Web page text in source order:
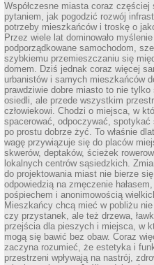
Współczesne miasta coraz częściej
pytaniem, jak pogodzić rozwój
potrzeby mieszkańców i troskę o
Przez wiele lat dominowało myślenie
podporządkowane samochodom,
szybkiemu przemieszczaniu się
domem. Dziś jednak coraz więcej
urbanistów i samych mieszkańców
prawdziwie dobre miasto to nie tylko
osiedli, ale przede wszystkim
człowiekowi. Chodzi o miejsca, w
spacerować, odpoczywać, spotykać
po prostu dobrze żyć. To właśnie
wagę przywiązuje się do placów
skwerów, deptaków, ścieżek
lokalnych centrów sąsiedzkich.
do projektowania miast nie bierze
odpowiedzią na zmęczenie
pośpiechem i anonimowością
Mieszkańcy chcą mieć w pobliżu
czy przystanek, ale też drzewa,
przejścia dla pieszych i miejsca, w
mogą się bawić bez obaw. Coraz
zaczyna rozumieć, że estetyka i
przestrzeni wpływają na nastrój,